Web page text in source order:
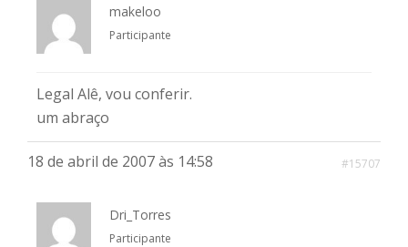
makeloo
Participante
Legal Alê, vou conferir.
um abraço
18 de abril de 2007 às 14:58 #15707
Dri_Torres
Participante